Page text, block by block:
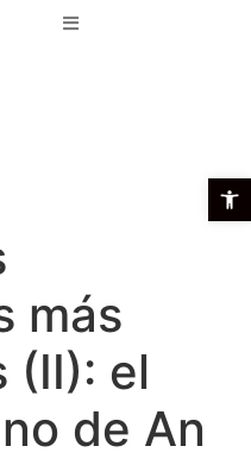
más
(II): el
de An